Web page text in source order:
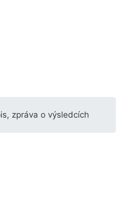
zpráva o výsledcích